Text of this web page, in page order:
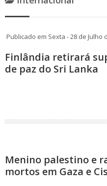
Publicado em Sexta - 28 de Julho
Finlândia retirará
de paz do Sri Lanka
Menino palestino e
mortos em Gaza e